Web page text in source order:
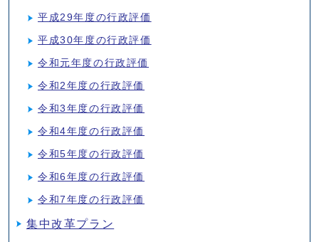
平成29年度の行政評価
平成30年度の行政評価
令和元年度の行政評価
令和2年度の行政評価
令和3年度の行政評価
令和4年度の行政評価
令和5年度の行政評価
令和6年度の行政評価
令和7年度の行政評価
集中改革プラン